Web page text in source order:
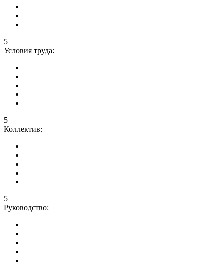
5
Условия труда:
5
Коллектив:
5
Руководство: